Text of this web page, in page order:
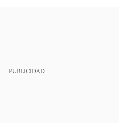
PUBLICIDAD